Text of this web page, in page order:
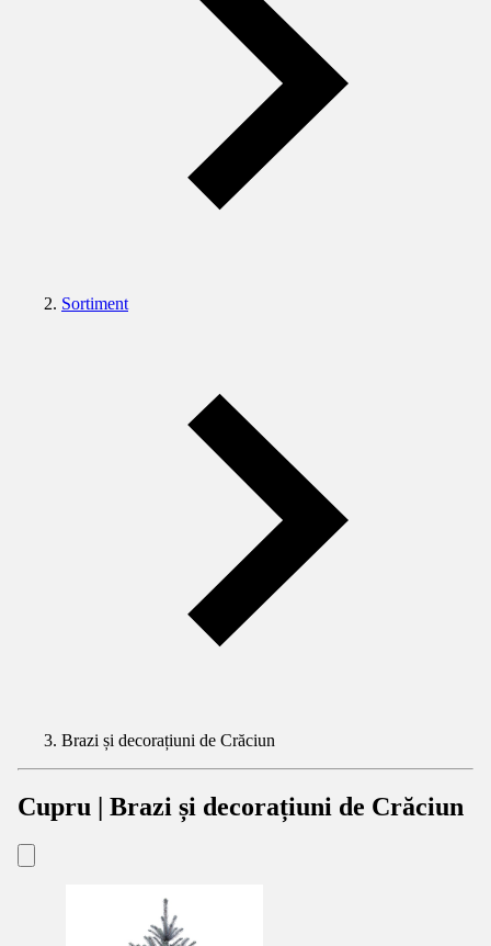
Sortiment
Brazi și decorațiuni de Crăciun
Cupru | Brazi și decorațiuni de Crăciun